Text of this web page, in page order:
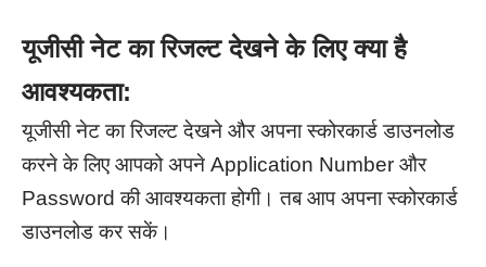
यूजीसी नेट का रिजल्ट देखने के लिए क्या है
आवश्यकता:
यूजीसी नेट का रिजल्ट देखने और अपना स्कोरकार्ड डाउनलोड
करने के लिए आपको अपने Application Number और
Password की आवश्यकता होगी। तब आप अपना स्कोरकार्ड
डाउनलोड कर सकें।